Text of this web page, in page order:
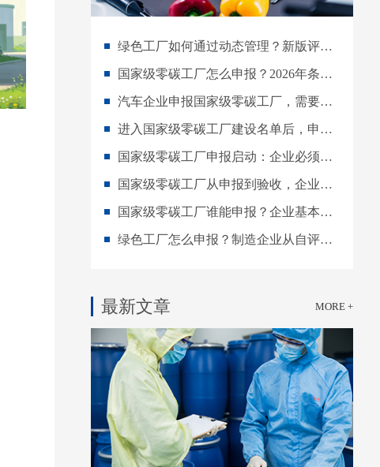
绿色工厂如何通过动态管理？新版评价通则下的持续改进指南
国家级零碳工厂怎么申报？2026年条件、材料与建设流程详解
汽车企业申报国家级零碳工厂，需要做好哪些准备？
进入国家级零碳工厂建设名单后，申报企业还要做什么
国家级零碳工厂申报启动：企业必须先看清这些关键条件
国家级零碳工厂从申报到验收，企业要经历哪些完整阶段
国家级零碳工厂谁能申报？企业基本条件与自评要点
绿色工厂怎么申报？制造企业从自评到现场评价的准备指南
最新文章 MORE +